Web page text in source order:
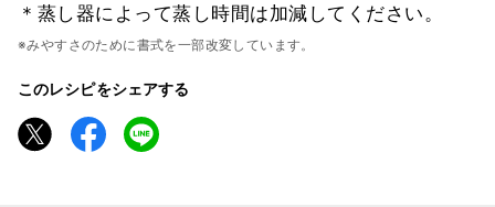
＊蒸し器によって蒸し時間は加減してください。
※みやすさのために書式を一部改変しています。
このレシピをシェアする